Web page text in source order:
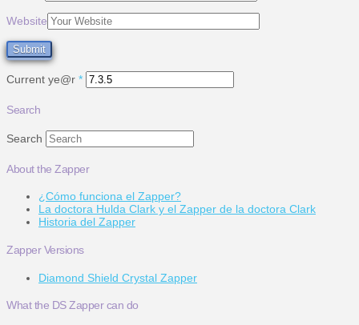
Website
Current ye@r *
Search
Search
About the Zapper
¿Cómo funciona el Zapper?
La doctora Hulda Clark y el Zapper de la doctora Clark
Historia del Zapper
Zapper Versions
Diamond Shield Crystal Zapper
What the DS Zapper can do